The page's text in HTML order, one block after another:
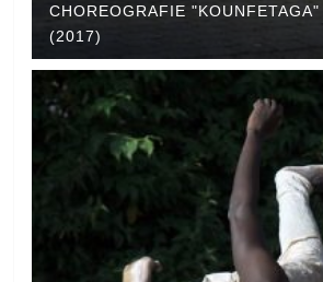
CHOREOGRAFIE "KOUNFETAGA"
(2017)